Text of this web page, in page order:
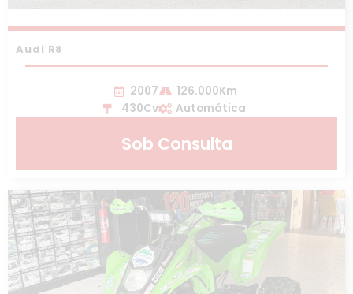
Audi R8
2007
126.000Km
430Cv
Automática
Sob Consulta